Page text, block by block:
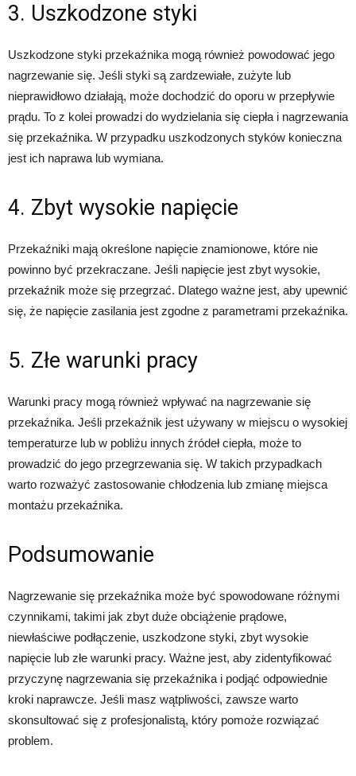
3. Uszkodzone styki
Uszkodzone styki przekaźnika mogą również powodować jego
nagrzewanie się. Jeśli styki są zardzewiałe, zużyte lub
nieprawidłowo działają, może dochodzić do oporu w przepływie
prądu. To z kolei prowadzi do wydzielania się ciepła i nagrzewania
się przekaźnika. W przypadku uszkodzonych styków konieczna
jest ich naprawa lub wymiana.
4. Zbyt wysokie napięcie
Przekaźniki mają określone napięcie znamionowe, które nie
powinno być przekraczane. Jeśli napięcie jest zbyt wysokie,
przekaźnik może się przegrzać. Dlatego ważne jest, aby upewnić
się, że napięcie zasilania jest zgodne z parametrami przekaźnika.
5. Złe warunki pracy
Warunki pracy mogą również wpływać na nagrzewanie się
przekaźnika. Jeśli przekaźnik jest używany w miejscu o wysokiej
temperaturze lub w pobliżu innych źródeł ciepła, może to
prowadzić do jego przegrzewania się. W takich przypadkach
warto rozważyć zastosowanie chłodzenia lub zmianę miejsca
montażu przekaźnika.
Podsumowanie
Nagrzewanie się przekaźnika może być spowodowane różnymi
czynnikami, takimi jak zbyt duże obciążenie prądowe,
niewłaściwe podłączenie, uszkodzone styki, zbyt wysokie
napięcie lub złe warunki pracy. Ważne jest, aby zidentyfikować
przyczynę nagrzewania się przekaźnika i podjąć odpowiednie
kroki naprawcze. Jeśli masz wątpliwości, zawsze warto
skonsultować się z profesjonalistą, który pomoże rozwiązać
problem.